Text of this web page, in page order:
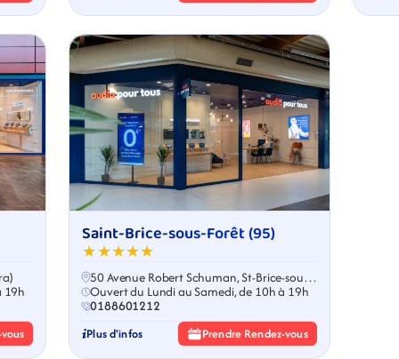
19h
Saint-Brice-sous-Forêt (95)
★★★★★
50 Avenue Robert Schuman, St-Brice-sous-
Forêt
Ouvert du Lundi au Samedi, de 10h à 19h
0188601212
Plus d'infos Prendre Rendez-vous